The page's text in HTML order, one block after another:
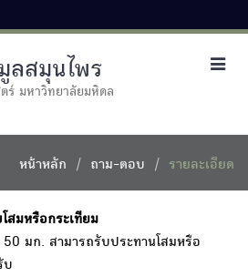
ลสมุนไพร
ร์ มหาวิทยาลัยมหิดล
หน้าหลัก ถาม-ตอบ รายละเอียด
มหรือกระเทียม
มก. สามารถรับประทานโสมหรือ
บ